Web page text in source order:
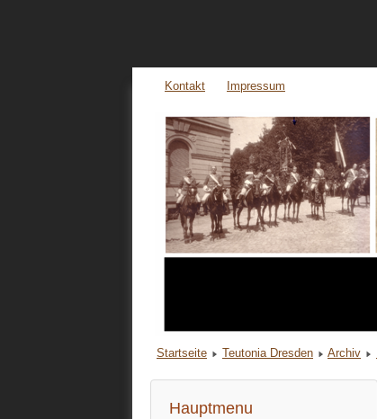
Kontakt Impressum
Startseite Teutonia Dresden Archiv
Hauptmenu